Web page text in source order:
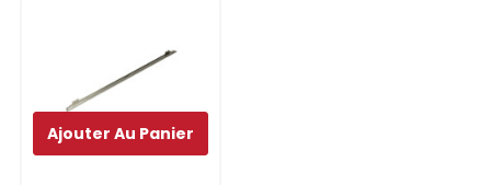
Ajouter Au Panier